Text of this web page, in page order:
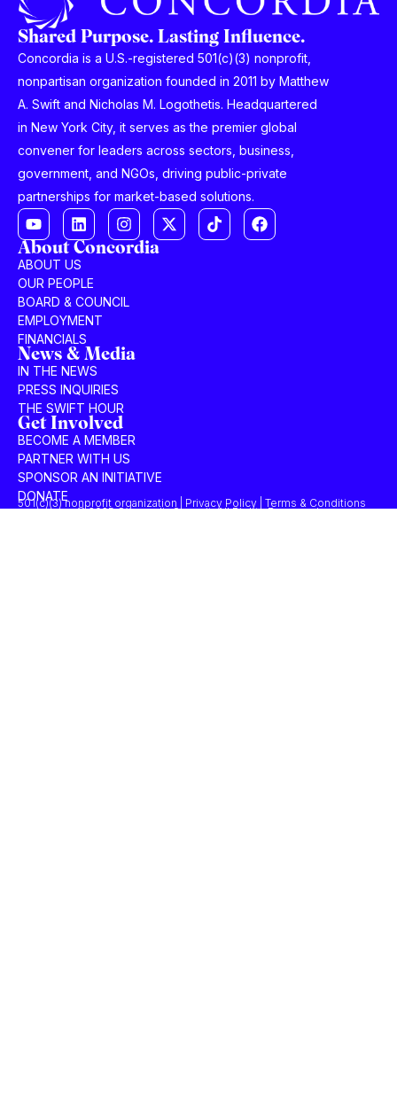
Shared Purpose. Lasting Influence.
Concordia is a U.S.-registered 501(c)(3) nonprofit,
nonpartisan organization founded in 2011 by Matthew
A. Swift and Nicholas M. Logothetis. Headquartered
in New York City, it serves as the premier global
convener for leaders across sectors, business,
government, and NGOs, driving public-private
partnerships for market-based solutions.
About Concordia
ABOUT US
OUR PEOPLE
BOARD & COUNCIL
EMPLOYMENT
FINANCIALS
News & Media
IN THE NEWS
PRESS INQUIRIES
THE SWIFT HOUR
Get Involved
BECOME A MEMBER
PARTNER WITH US
SPONSOR AN INITIATIVE
DONATE
© 2025 Concordia Summit. All Rights Reserved.
501(c)(3) nonprofit organization | Privacy Policy | Terms & Conditions